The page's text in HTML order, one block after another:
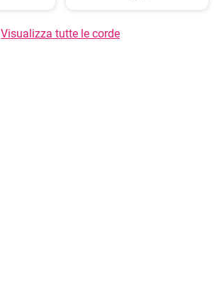
Visualizza tutte le corde